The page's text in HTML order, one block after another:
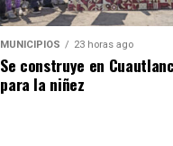
MUNICIPIOS 23 horas ago
Se construye en
para la niñez